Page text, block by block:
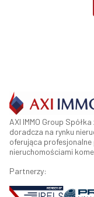
AXI IMMO Group
doradcza na rynku
oferująca
nieruchomościami
Partnerzy: